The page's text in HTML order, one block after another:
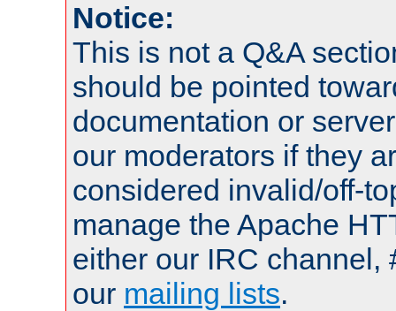
Notice:
This is not a Q&A
should be pointed
documentation or
our moderators if they
considered invalid/off-
manage the Apache
either our IRC channel,
our mailing lists.